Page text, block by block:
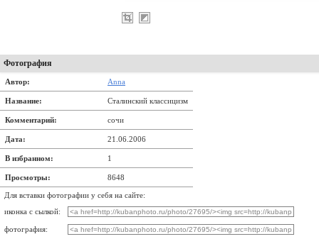
Фотография
Автор: Anna
Название: Сталинский классицизм
Комментарий: сочи
Дата: 21.06.2006
В избранном: 1
Просмотры: 8648
Для вставки фотографии у себя на сайте:
иконка с сылкой:
фотография: